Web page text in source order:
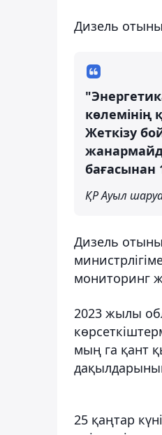
Дизель
Жеткізу
бағасынан
ҚР Ауыл
Дизель
мониторинг
2023 жылы
мың га қант
25 қаңтар